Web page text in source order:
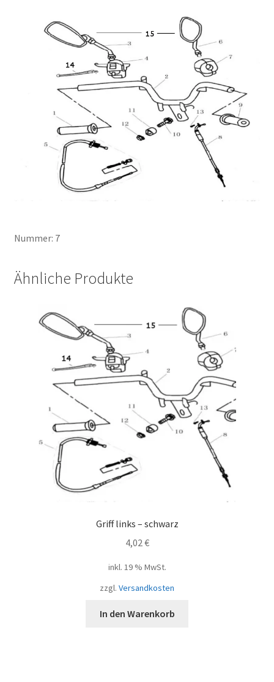
Nummer: 7
Ähnliche Produkte
Griff links – schwarz
4,02 €
inkl. 19 % MwSt.
zzgl. Versandkosten
In den Warenkorb